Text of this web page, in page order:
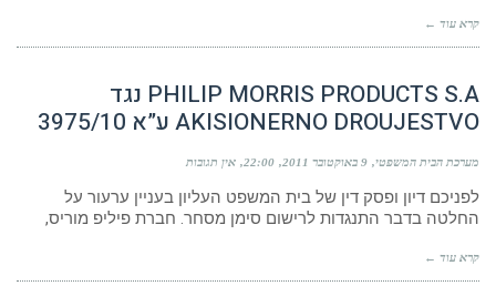
קרא עוד ←
PHILIP MORRIS PRODUCTS S.A נגד
AKISIONERNO DROUJESTVO ע”א 3975/10
מערכת הבית המשפטי 9 באוקטובר 2011 22:00 אין תגובות
לפניכם דיון ופסק דין של בית המשפט העליון בעניין ערעור על
החלטה בדבר התנגדות לרישום סימן מסחר. חברת פיליפ מוריס,
קרא עוד ←